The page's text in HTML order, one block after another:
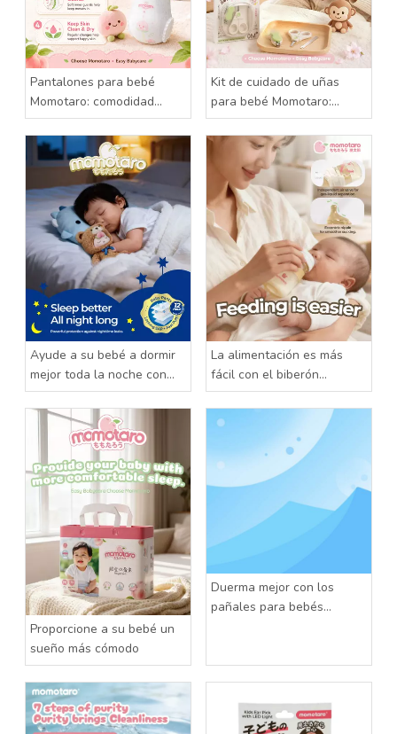
Pantalones para bebé
Momotaro: comodidad
suave para cada pequeña
aventura
Kit de cuidado de uñas
para bebé Momotaro:
cuidado suave para dedos
pequeños
Ayude a su bebé a dormir
mejor toda la noche con
los pantalones para bebé
Momotaro
La alimentación es más
fácil con el biberón
Momotaro
Proporcione a su bebé un
sueño más cómodo
Duerma mejor con los
pañales para bebés